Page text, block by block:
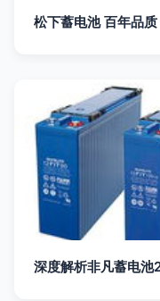
松下蓄电池 百年品
深度解析非凡蓄电